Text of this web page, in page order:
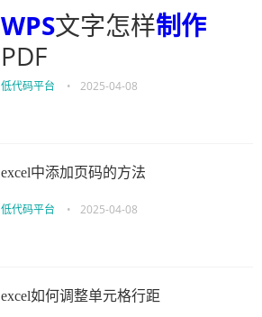
WPS文字怎样制作
PDF
低代码平台 • 2025-04-08
excel中添加页码的方法
低代码平台 • 2025-04-08
excel如何调整单元格行距